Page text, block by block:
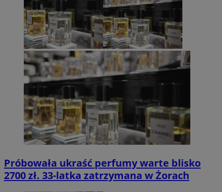
Próbowała ukraść perfumy warte blisko
2700 zł. 33-latka zatrzymana w Żorach